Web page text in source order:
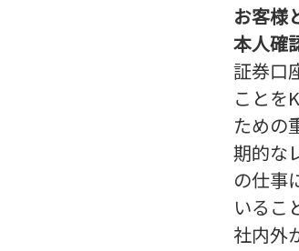
お客様
本人確
証券口
ことを
ための
期的な
の仕事
いるこ
社内外